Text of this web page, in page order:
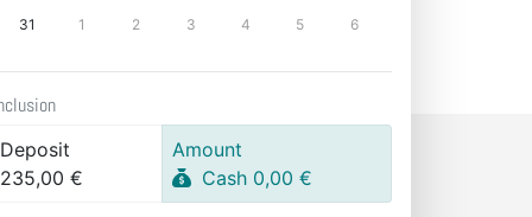
31
1 2 3 4 5 6
Deposit
235,00 €
Amount
Cash 0,00 €